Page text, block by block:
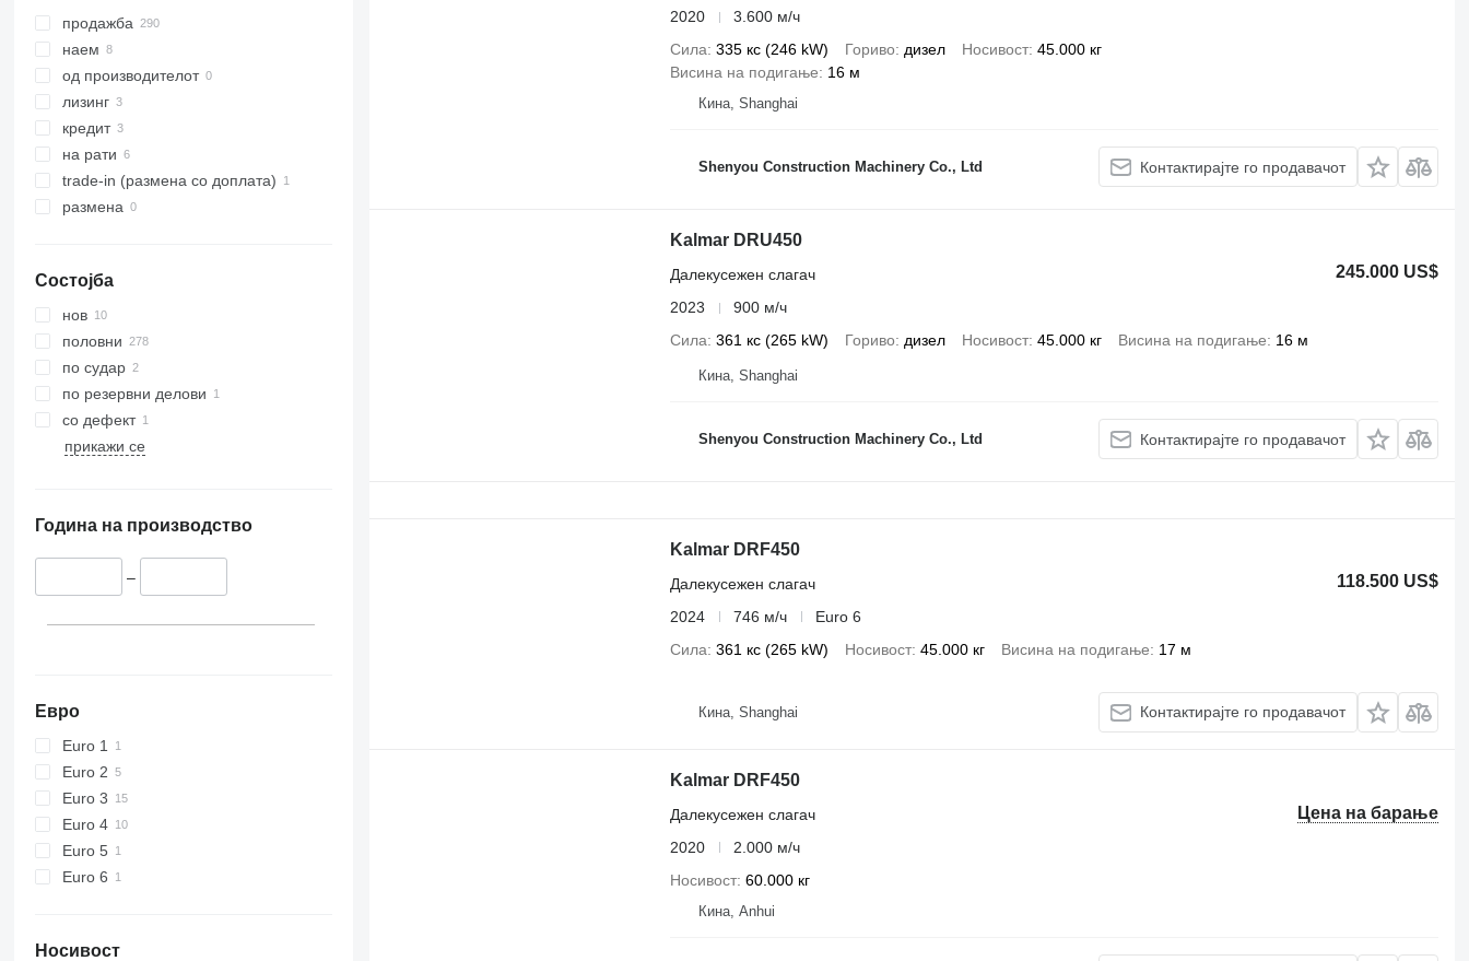
продажба
наем
од производителот
лизинг
кредит
на рати
trade-in (размена со доплата)
размена
Состојба
нов
половни
по судар
по резервни делови
со дефект
прикажи се
Година на производство
–
Евро
Euro 1
Euro 2
Euro 3
Euro 4
Euro 5
Euro 6
Носивост
2020
3.600 м/ч
Сила 335 кс (246 kW) Гориво дизел Носивост 45.000 кг
Висина на подигање
16 м
Кина, Shanghai
Shenyou Construction Machinery Co., Ltd Контактирајте го продавачот
Kalmar DRU450
245.000 US$
Далекусежен слагач
2023
900 м/ч
Сила 361 кс (265 kW) Гориво дизел Носивост 45.000 кг Висина на подигање 16 м
Кина, Shanghai
Shenyou Construction Machinery Co., Ltd Контактирајте го продавачот
Kalmar DRF450
118.500 US$
Далекусежен слагач
2024
746 м/ч
Euro 6
Сила 361 кс (265 kW) Носивост 45.000 кг Висина на подигање 17 м
Кина, Shanghai Контактирајте го продавачот
Kalmar DRF450
Цена на барање
Далекусежен слагач
2020
2.000 м/ч
Носивост 60.000 кг
Кина, Anhui